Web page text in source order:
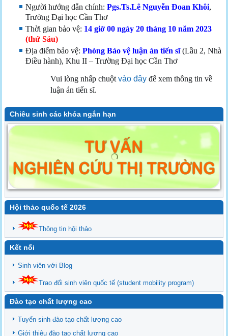
Người hướng dẫn chính:Pgs.Ts.Lê Nguyễn Đoan Khôi,
Trường Đại học Cần Thơ
Thời gian bảo vệ: 14 giờ 00 ngày 20 tháng 10 năm 2023
(thứ Sáu)
Địa điểm bảo vệ:Phòng Bảo vệ luận án tiến sĩ (Lầu 2, Nhà
Điều hành), Khu II – Trường Đại học Cần Thơ
Vui lòng nhấp chuộtvào đây để xem thông tin về
luận án tiến sĩ.
Chiêu sinh các khóa ngắn hạn
Hội thảo quốc tế 2026
Thông tin hội thảo
Kết nối
Sinh viên với Blog
Trao đổi sinh viên quốc tế (student mobility program)
Đào tạo chất lượng cao
Tuyển sinh đào tạo chất lượng cao
Giới thiệu đào tạo chất lượng cao